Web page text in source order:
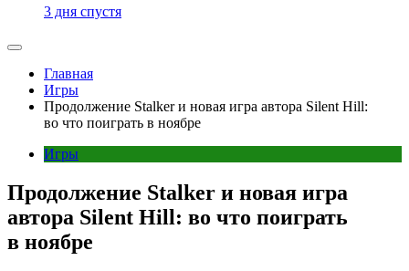
3 дня спустя
Главная
Игры
Продолжение Stalker и новая игра автора Silent Hill:
во что поиграть в ноябре
Игры
Продолжение Stalker и новая игра
автора Silent Hill: во что поиграть
в ноябре